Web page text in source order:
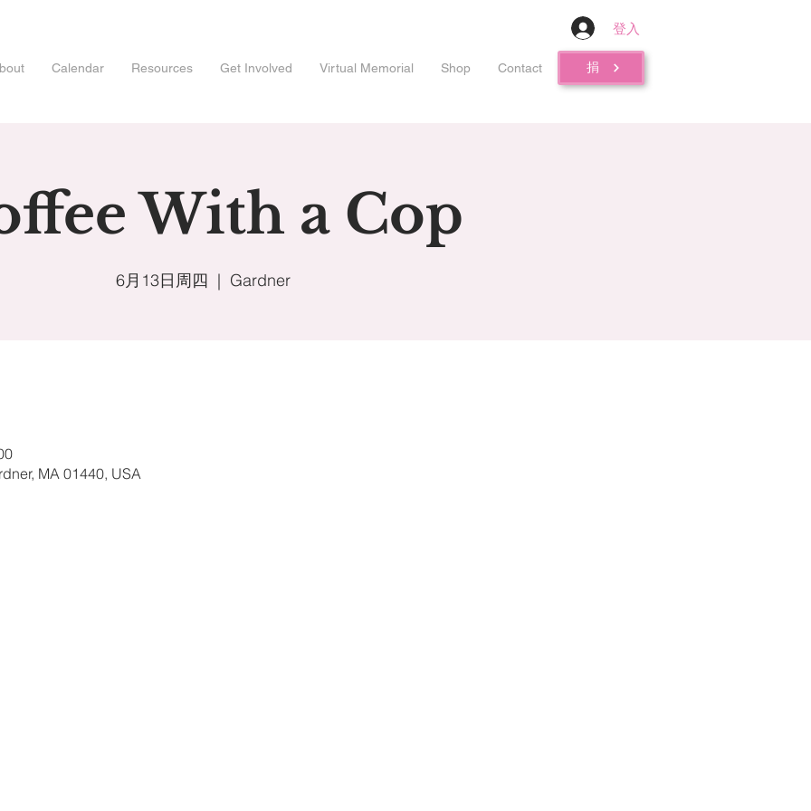
登入
Calendar Resources Get Involved Virtual Memorial Shop Contact 捐
With a Cop
6月13日周四
  |
Gardner
MA 01440, USA